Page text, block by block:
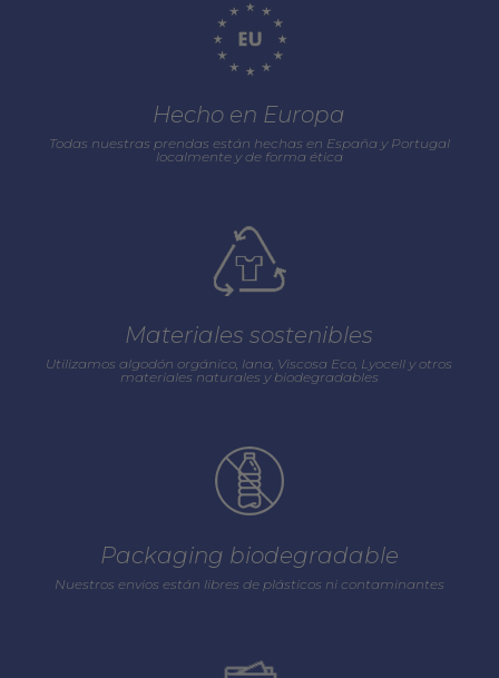
Hecho en Europa
Todas nuestras prendas están hechas en España y Portugal
localmente y de forma ética
Materiales sostenibles
Utilizamos algodón orgánico, lana, Viscosa Eco, Lyocell y otros
materiales naturales y biodegradables
Packaging biodegradable
Nuestros envios están libres de plásticos ni contaminantes